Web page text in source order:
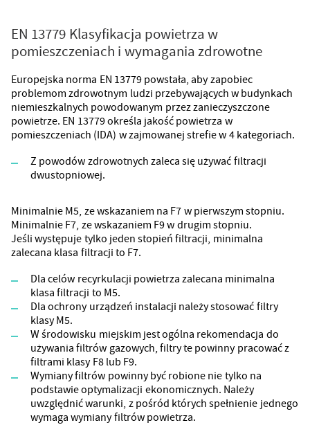
EN 13779 Klasyfikacja powietrza w
pomieszczeniach i wymagania zdrowotne
Europejska norma EN 13779 powstała, aby zapobiec
problemom zdrowotnym ludzi przebywających w budynkach
niemieszkalnych powodowanym przez zanieczyszczone
powietrze. EN 13779 określa jakość powietrza w
pomieszczeniach (IDA) w zajmowanej strefie w 4 kategoriach.
Z powodów zdrowotnych zaleca się używać filtracji
dwustopniowej.
Minimalnie M5, ze wskazaniem na F7 w pierwszym stopniu.
Minimalnie F7, ze wskazaniem F9 w drugim stopniu.
Jeśli występuje tylko jeden stopień filtracji, minimalna
zalecana klasa filtracji to F7.
Dla celów recyrkulacji powietrza zalecana minimalna
klasa filtracji to M5.
Dla ochrony urządzeń instalacji należy stosować filtry
klasy M5.
W środowisku miejskim jest ogólna rekomendacja do
używania filtrów gazowych, filtry te powinny pracować z
filtrami klasy F8 lub F9.
Wymiany filtrów powinny być robione nie tylko na
podstawie optymalizacji ekonomicznych. Należy
uwzględnić warunki, z pośród których spełnienie jednego
wymaga wymiany filtrów powietrza.